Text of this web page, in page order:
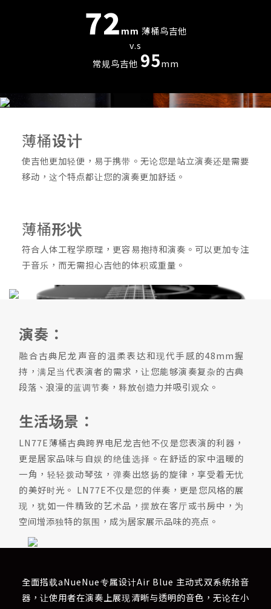
72mm 薄桶鸟吉他
v.s
常规鸟吉他 95mm
薄桶设计
使吉他更加轻便，易于携带。无论您是站立演奏还是需要
移动，这个特点都让您的演奏更加舒适。
薄桶形状
符合人体工程学原理，更容易抱持和演奏。可以更加专注
于音乐，而无需担心吉他的体积或重量。
演奏：
融合古典尼龙声音的温柔表达和现代手感的48mm握
持，满足当代表演者的需求，让您能够演奏复杂的古典
段落、浪漫的蓝调节奏，释放创造力并吸引观众。
生活场景：
LN77E薄桶古典跨界电尼龙吉他不仅是您表演的利器，
更是居家品味与自娱的绝佳选择。在舒适的家中温暖的
一角，轻轻拨动琴弦，弹奏出悠扬的旋律，享受着无忧
的美好时光。 LN77E不仅是您的伴奏，更是您风格的展
现，犹如一件精致的艺术品，摆放在客厅或书房中，为
空间增添独特的氛围，成为居家展示品味的亮点。
全面搭载aNueNue专属设计Air Blue 主动式双系统拾音
器，让使用者在演奏上展现清晰与透明的音色，无论在小